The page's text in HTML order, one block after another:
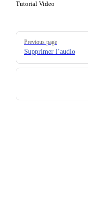
Tutorial Video
Pager
Previous page
Supprimer l’audio